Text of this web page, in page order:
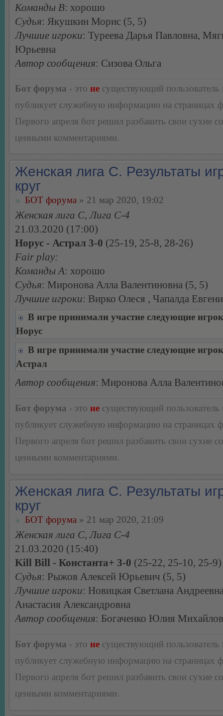
Команды В: хорошо
Судья: Якушкин Морис (5, 5)
Лучшие игроки: Туреева Дарья Павловна,
Юрьевна
Автор сообщения: Сизова Ольга
Бот форума - это не существующий пользователь
публикует служебную информацию на страницах
Первого апреля бот решил разбавить свои сухие
ценными комментариями.
Женская лига С. Результаты
круг
БОТ форума » 21 мар 2020, 19:02
Женская лига С, Лига С-4
21.03.2020 (17:00)
Норус - Астрал 3-0 (25-19, 25-8, 28-26)
Fair play:
Команды А: хорошо
Судья: Миронова Алла Валентиновна (5, 5)
Лучшие игроки: Вирко Олеся , Чапалда
В игре принимали участие следующие
Норус
В игре принимали участие следующие
Астрал
Автор сообщения: Миронова Алла
Бот форума - это не существующий пользователь
публикует служебную информацию на страницах
Первого апреля бот решил разбавить свои сухие
ценными комментариями.
Женская лига С. Результаты
круг
БОТ форума » 21 мар 2020, 21:09
Женская лига С, Лига С-4
21.03.2020 (15:40)
Kill Bill - Константа+ 3-0 (25-22, 25-10, 25-9)
Судья: Рыжов Алексей Юрьевич (5, 5)
Лучшие игроки: Новицкая Светлана
Анастасия Александровна
Автор сообщения: Богаченко Юлия
Бот форума - это не существующий пользователь
публикует служебную информацию на страницах
Первого апреля бот решил разбавить свои сухие
ценными комментариями.